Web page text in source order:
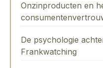
Onzinproducten en
De psychologie
Frankwatching